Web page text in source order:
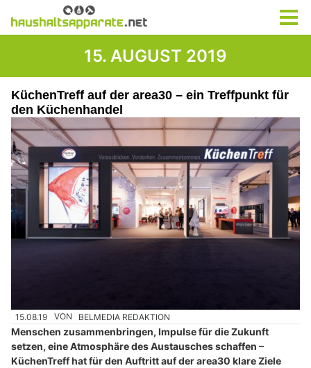
15. AUGUST 2019
KüchenTreff auf der area30 – ein Treffpunkt für
den Küchenhandel
15.08.19 VON BELMEDIA REDAKTION
Menschen zusammenbringen, Impulse für die Zukunft
setzen, eine Atmosphäre des Austausches schaffen –
KüchenTreff hat für den Auftritt auf der area30 klare Ziele